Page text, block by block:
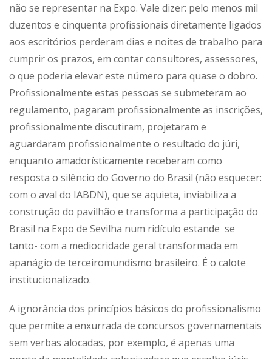
não se representar na Expo. Vale dizer: pelo menos mil
duzentos e cinquenta profissionais diretamente ligados
aos escritórios perderam dias e noites de trabalho para
cumprir os prazos, em contar consultores, assessores,
o que poderia elevar este número para quase o dobro.
Profissionalmente estas pessoas se submeteram ao
regulamento, pagaram profissionalmente as inscrições,
profissionalmente discutiram, projetaram e
aguardaram profissionalmente o resultado do júri,
enquanto amadorísticamente receberam como
resposta o silêncio do Governo do Brasil (não esquecer:
com o aval do IABDN), que se aquieta, inviabiliza a
construção do pavilhão e transforma a participação do
Brasil na Expo de Sevilha num ridículo estande se
tanto- com a mediocridade geral transformada em
apanágio de terceiromundismo brasileiro. É o calote
institucionalizado.
A ignorância dos princípios básicos do profissionalismo
que permite a enxurrada de concursos governamentais
sem verbas alocadas, por exemplo, é apenas uma